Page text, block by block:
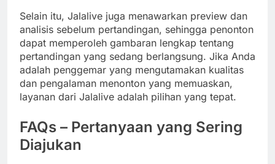
Selain itu, Jalalive juga menawarkan preview dan
analisis sebelum pertandingan, sehingga penonton
dapat memperoleh gambaran lengkap tentang
pertandingan yang sedang berlangsung. Jika Anda
adalah penggemar yang mengutamakan kualitas
dan pengalaman menonton yang memuaskan,
layanan dari Jalalive adalah pilihan yang tepat.
FAQs – Pertanyaan yang Sering
Diajukan